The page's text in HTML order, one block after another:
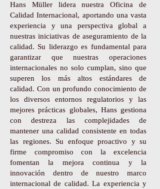
Hans Müller lidera nuestra Oficina de
Calidad Internacional, aportando una vasta
experiencia y una perspectiva global a
nuestras iniciativas de aseguramiento de la
calidad. Su liderazgo es fundamental para
garantizar que nuestras operaciones
internacionales no solo cumplan, sino que
superen los más altos estándares de
calidad. Con un profundo conocimiento de
los diversos entornos regulatorios y las
mejores prácticas globales, Hans gestiona
con destreza las complejidades de
mantener una calidad consistente en todas
las regiones. Su enfoque proactivo y su
firme compromiso con la excelencia
fomentan la mejora continua y la
innovación dentro de nuestro marco
internacional de calidad. La experiencia y